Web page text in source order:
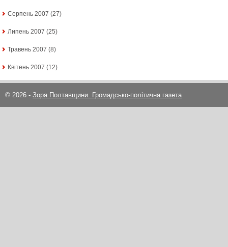
Серпень 2007 (27)
Липень 2007 (25)
Травень 2007 (8)
Квітень 2007 (12)
© 2026 - Зоря Полтавщини. Громадсько-політична газета